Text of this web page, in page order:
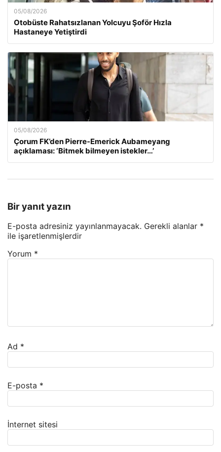
05/08/2026
Otobüste Rahatsızlanan Yolcuyu Şoför Hızla
Hastaneye Yetiştirdi
05/08/2026
Çorum FK’den Pierre-Emerick Aubameyang
açıklaması: ‘Bitmek bilmeyen istekler…’
Bir yanıt yazın
E-posta adresiniz yayınlanmayacak. Gerekli alanlar *
ile işaretlenmişlerdir
Yorum *
Ad *
E-posta *
İnternet sitesi